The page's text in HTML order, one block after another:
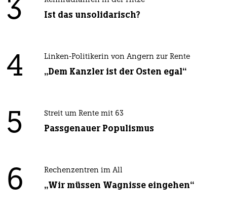
3 Ist das unsolidarisch?
4 Linken-Politikerin von Angern zur Rente
„Dem Kanzler ist der Osten egal“
5 Streit um Rente mit 63
Passgenauer Populismus
6 Rechenzentren im All
„Wir müssen Wagnisse eingehen“